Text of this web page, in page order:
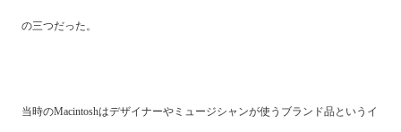
の三つだった。
当時のMacintoshはデザイナーやミュージシャンが使うブランド品というイ